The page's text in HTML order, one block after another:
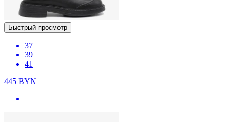
Быстрый просмотр
37
39
41
445 BYN